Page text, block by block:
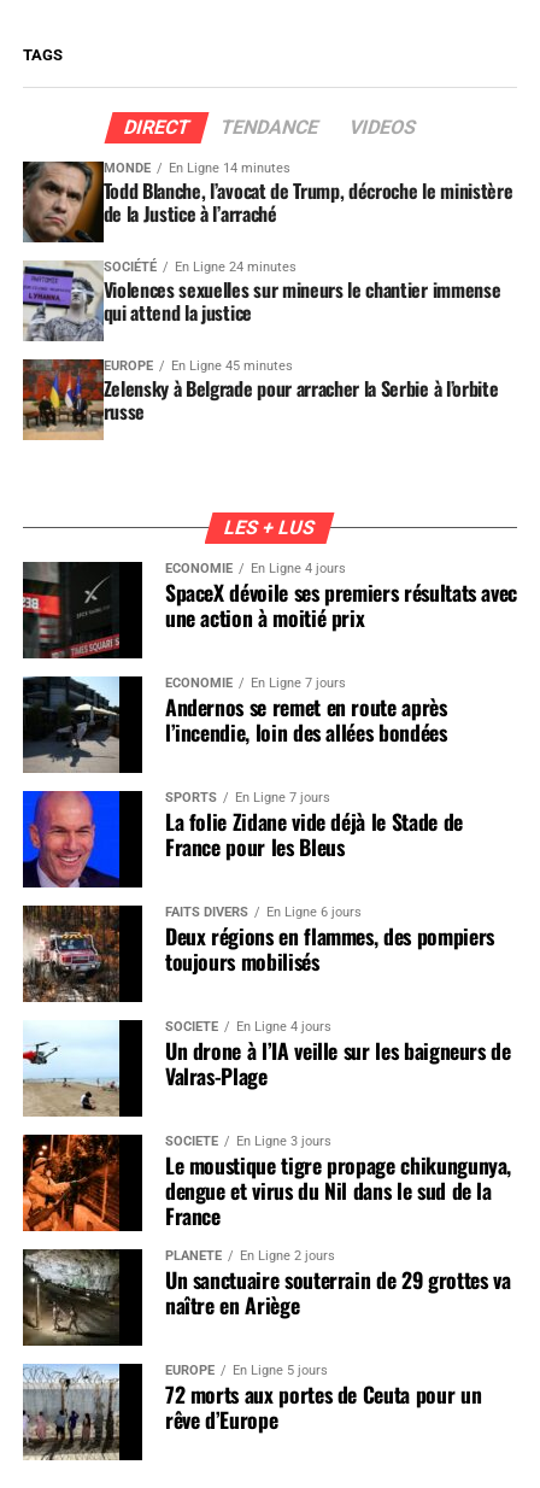
TAGS
DIRECT TENDANCE VIDEOS
MONDE En Ligne 14 minutes
Todd Blanche, l’avocat de Trump, décroche le ministère
de la Justice à l’arraché
SOCIÉTÉ En Ligne 24 minutes
Violences sexuelles sur mineurs le chantier immense
qui attend la justice
EUROPE En Ligne 45 minutes
Zelensky à Belgrade pour arracher la Serbie à l’orbite
russe
LES + LUS
ÉCONOMIE En Ligne 4 jours
SpaceX dévoile ses premiers résultats avec
une action à moitié prix
ÉCONOMIE En Ligne 7 jours
Andernos se remet en route après
l’incendie, loin des allées bondées
SPORTS En Ligne 7 jours
La folie Zidane vide déjà le Stade de
France pour les Bleus
FAITS DIVERS En Ligne 6 jours
Deux régions en flammes, des pompiers
toujours mobilisés
SOCIÉTÉ En Ligne 4 jours
Un drone à l’IA veille sur les baigneurs de
Valras-Plage
SOCIÉTÉ En Ligne 3 jours
Le moustique tigre propage chikungunya,
dengue et virus du Nil dans le sud de la
France
PLANÈTE En Ligne 2 jours
Un sanctuaire souterrain de 29 grottes va
naître en Ariège
EUROPE En Ligne 5 jours
72 morts aux portes de Ceuta pour un
rêve d’Europe